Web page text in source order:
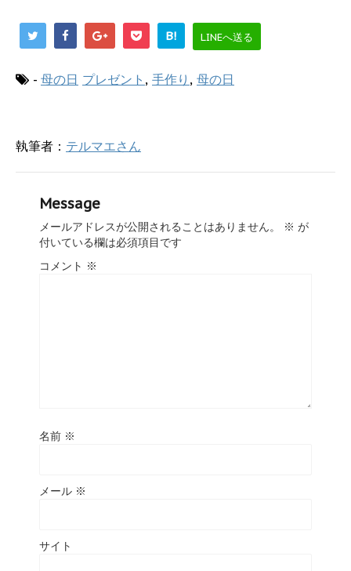
き
)
し
ィ
ド
ウ
)
B! LINEへ送る
- 母の日 プレゼント , 手作り , 母の日
執筆者： テルマエさん
Message
メールアドレスが公開されることはありません。 ※ が
付いている欄は必須項目です
コメント ※
名前 ※
メール ※
サイト